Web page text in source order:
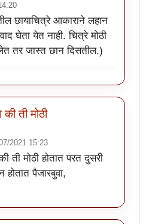
छायाचित्रे आकाराने लहान
घेता येत नाही. चित्रे मोठी
तर जास्त छान दिसतील.)
की ती मोठी
2021 15:23
byस्मिता.
ती मोठी होतात परत दुसरी
होतात पैजारबुवा,